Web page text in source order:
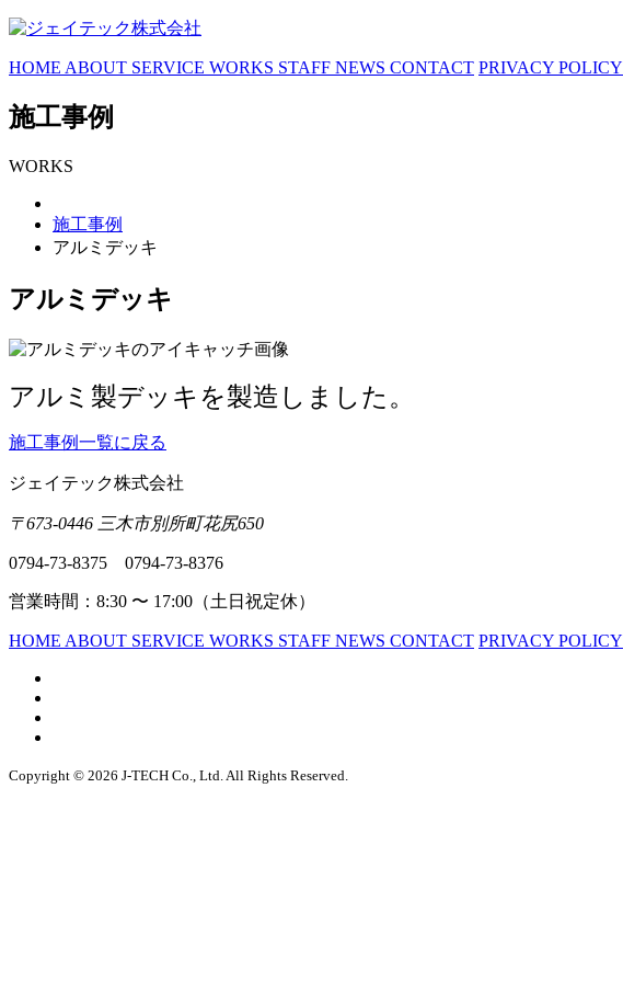
HOME ABOUT SERVICE WORKS STAFF NEWS CONTACT PRIVACY POLICY
施工事例
WORKS
施工事例
アルミデッキ
アルミデッキ
アルミ製デッキを製造しました。
施工事例一覧に戻る
ジェイテック株式会社
〒673-0446 三木市別所町花尻650
0794-73-8375 0794-73-8376
営業時間：8:30 〜 17:00（土日祝定休）
HOME ABOUT SERVICE WORKS STAFF NEWS CONTACT PRIVACY POLICY
Copyright © 2026 J-TECH Co., Ltd. All Rights Reserved.